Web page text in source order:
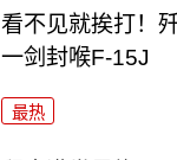
看不见就挨打！
一剑封喉F-15J
最热